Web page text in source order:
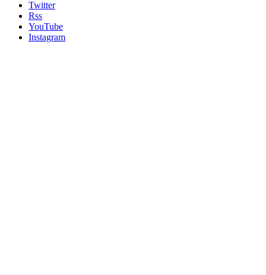
Twitter
Rss
YouTube
Instagram